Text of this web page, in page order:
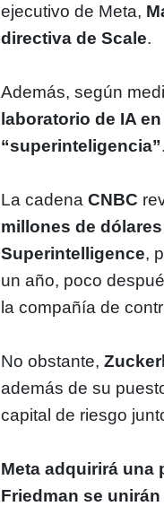
ejecutivo de Meta,
directiva de Scale.
Además, según
laboratorio de IA
“superinteligencia”.
La cadenaCNBC
millones de
Superintelligence,
un año, poco
la compañía de
No obstante,
además de su
capital de riesgo
Meta adquirirá una
Friedman se